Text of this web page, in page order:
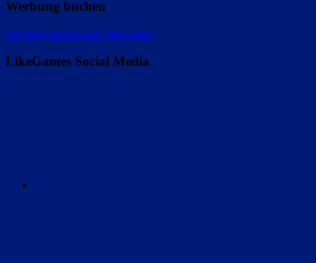
Werbung buchen
Werbung buchen auf LikeGames
LikeGames Social Media